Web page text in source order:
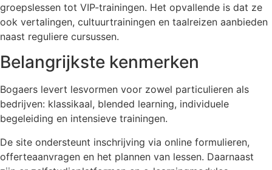
groepslessen tot VIP-trainingen. Het opvallende is dat ze
ook vertalingen, cultuurtrainingen en taalreizen aanbieden
naast reguliere cursussen.
Belangrijkste kenmerken
Bogaers levert lesvormen voor zowel particulieren als
bedrijven: klassikaal, blended learning, individuele
begeleiding en intensieve trainingen.
De site ondersteunt inschrijving via online formulieren,
offerteaanvragen en het plannen van lessen. Daarnaast